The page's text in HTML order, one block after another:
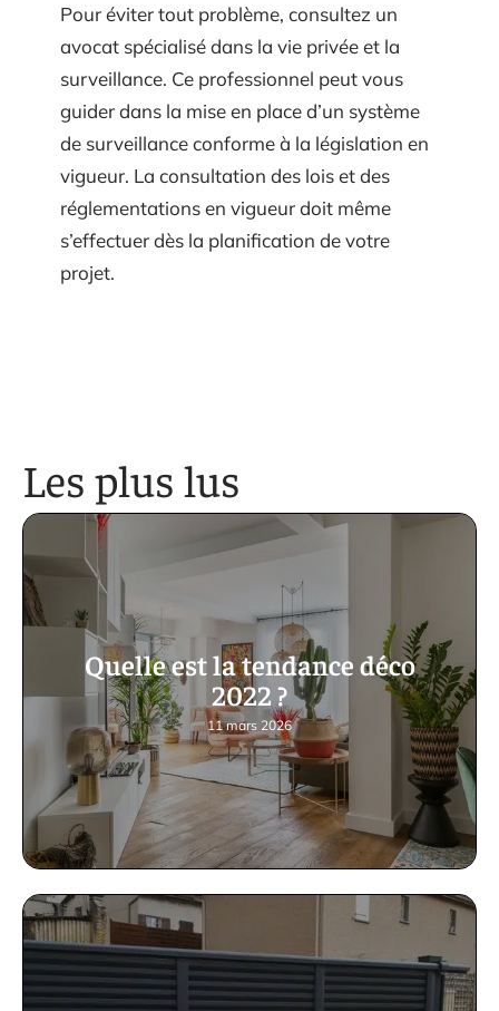
Pour éviter tout problème, consultez un
avocat spécialisé dans la vie privée et la
surveillance. Ce professionnel peut vous
guider dans la mise en place d’un système
de surveillance conforme à la législation en
vigueur. La consultation des lois et des
réglementations en vigueur doit même
s’effectuer dès la planification de votre
projet.
Les plus lus
Quelle est la tendance déco
2022 ?
11 mars 2026